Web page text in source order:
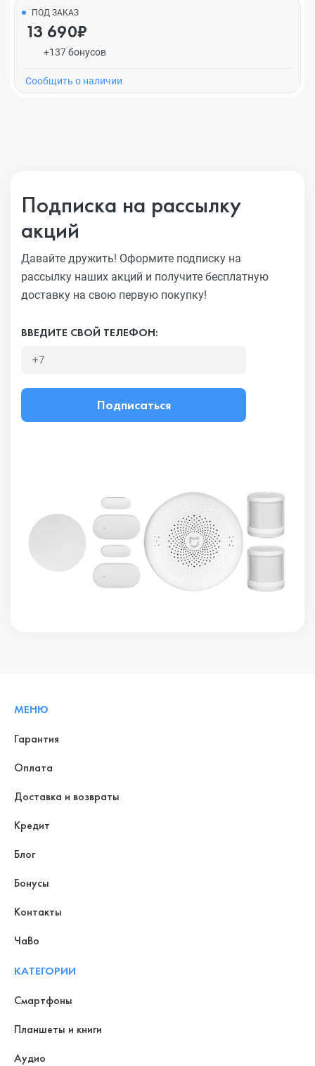
ПОД ЗАКАЗ
13 690₽
+137 бонусов
Cообщить о наличии
Подписка на рассылку
акций
Давайте дружить! Оформите подписку на
рассылку наших акций и получите бесплатную
доставку на свою первую покупку!
ВВЕДИТЕ СВОЙ ТЕЛЕФОН:
Подписаться
МЕНЮ
Гарантия
Оплата
Доставка и возвраты
Кредит
Блог
Бонусы
Контакты
ЧаВо
КАТЕГОРИИ
Смартфоны
Планшеты и книги
Аудио